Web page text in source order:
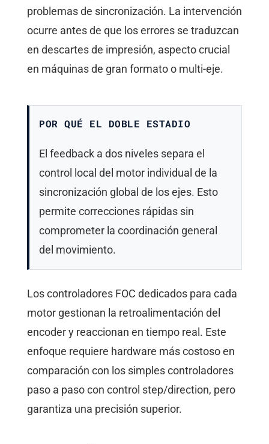
problemas de sincronización. La intervención
ocurre antes de que los errores se traduzcan
en descartes de impresión, aspecto crucial
en máquinas de gran formato o multi-eje.
POR QUÉ EL DOBLE ESTADIO
El feedback a dos niveles separa el
control local del motor individual de la
sincronización global de los ejes. Esto
permite correcciones rápidas sin
comprometer la coordinación general
del movimiento.
Los controladores FOC dedicados para cada
motor gestionan la retroalimentación del
encoder y reaccionan en tiempo real. Este
enfoque requiere hardware más costoso en
comparación con los simples controladores
paso a paso con control step/direction, pero
garantiza una precisión superior.